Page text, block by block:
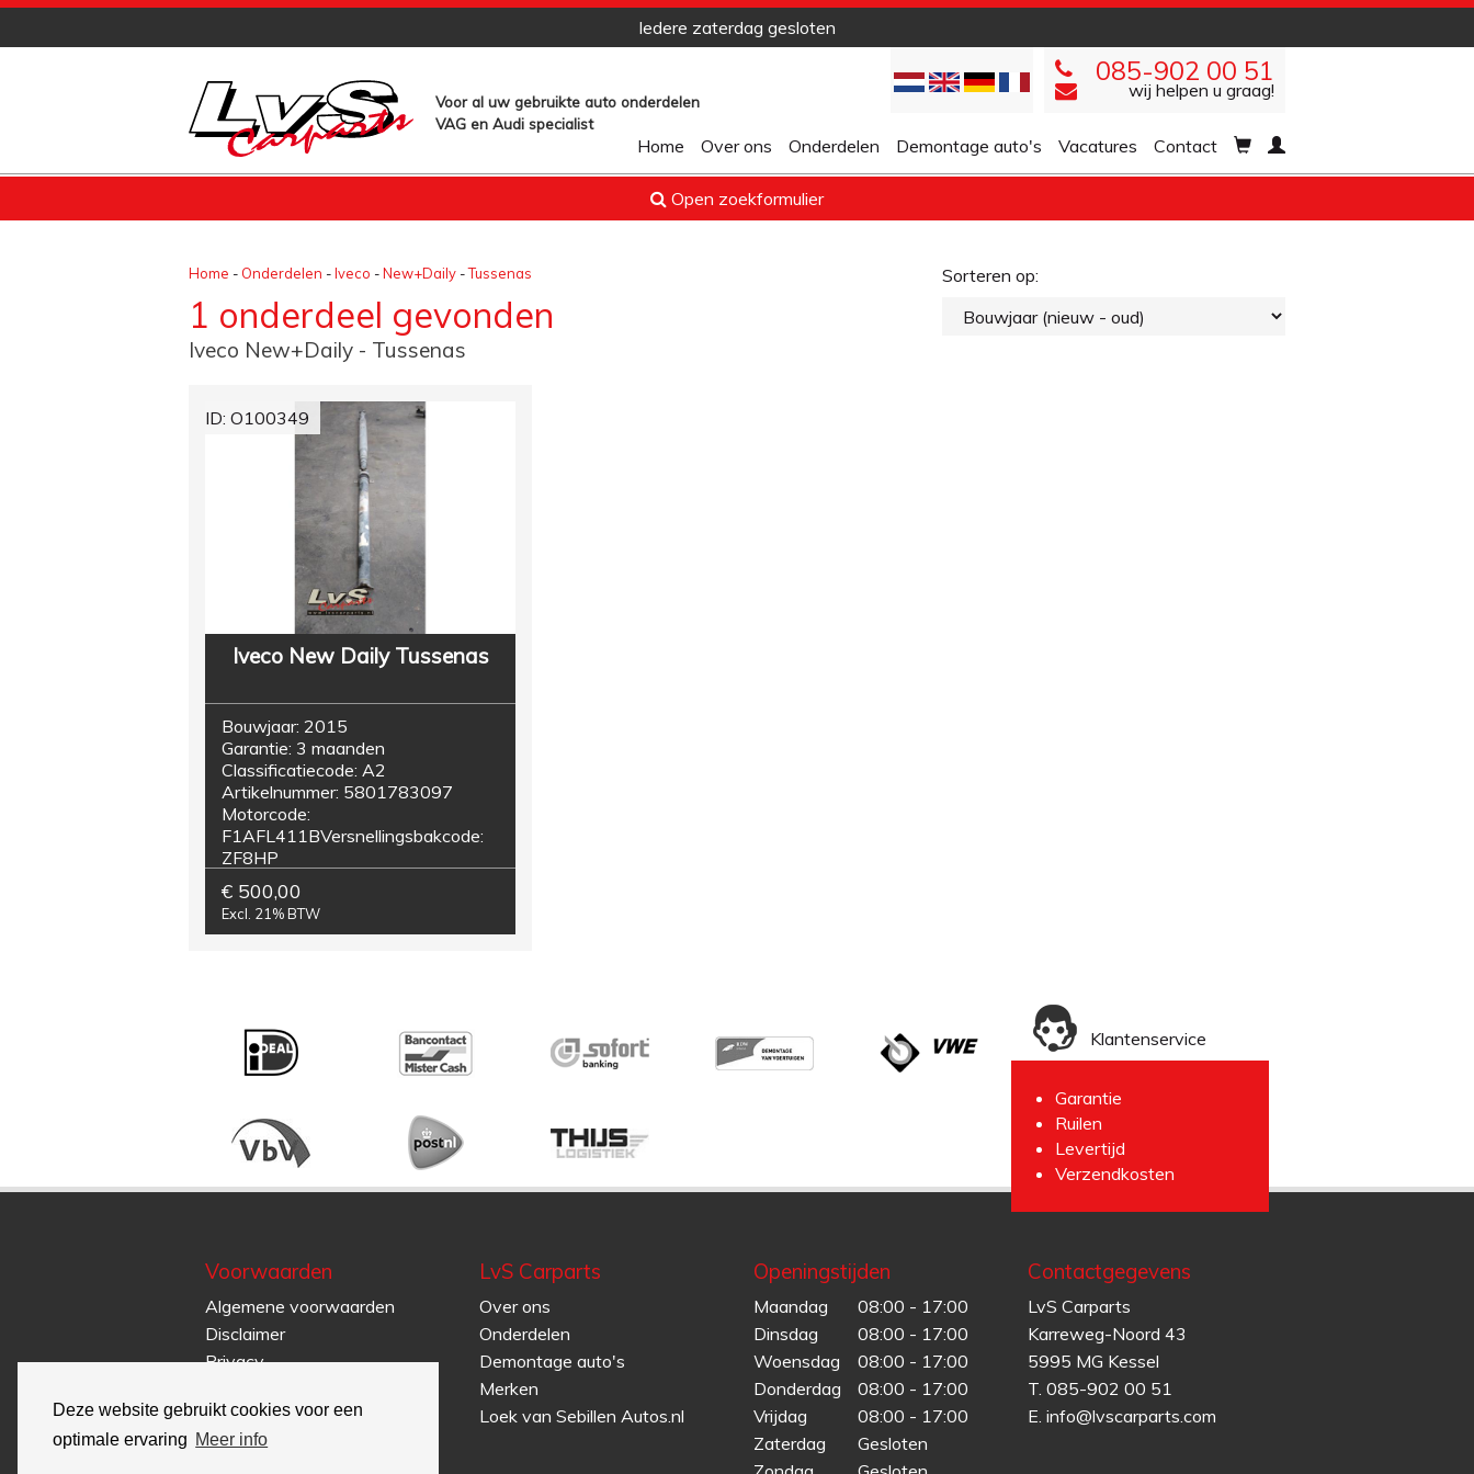
Deze website gebruikt cookies voor een
optimale ervaring Meer info
Iedere zaterdag gesloten
Voor al uw gebruikte auto onderdelen
VAG en Audi specialist
085-902 00 51
wij helpen u graag!
Home Over ons Onderdelen Demontage auto's Vacatures Contact
Open zoekformulier
Home - Onderdelen -Iveco -New+Daily -Tussenas
1 onderdeel gevonden
Iveco New+Daily - Tussenas
Sorteren op:
ID: O100349
Iveco New Daily Tussenas
Bouwjaar: 2015
Garantie: 3 maanden
Classificatiecode: A2
Artikelnummer: 5801783097
Motorcode:
F1AFL411BVersnellingsbakcode:
ZF8HP
€ 500,00
Excl. 21% BTW
Klantenservice
Garantie
Ruilen
Levertijd
Verzendkosten
Voorwaarden
Algemene voorwaarden
Disclaimer
Privacy
LvS Carparts
Over ons
Onderdelen
Demontage auto's
Merken
Loek van Sebillen Autos.nl
Openingstijden
Maandag
08:00 - 17:00
Dinsdag
08:00 - 17:00
Woensdag
08:00 - 17:00
Donderdag
08:00 - 17:00
Vrijdag
08:00 - 17:00
Zaterdag
Gesloten
Contactgegevens
LvS Carparts
Karreweg-Noord 43
5995 MG Kessel
T. 085-902 00 51
E. info@lvscarparts.com